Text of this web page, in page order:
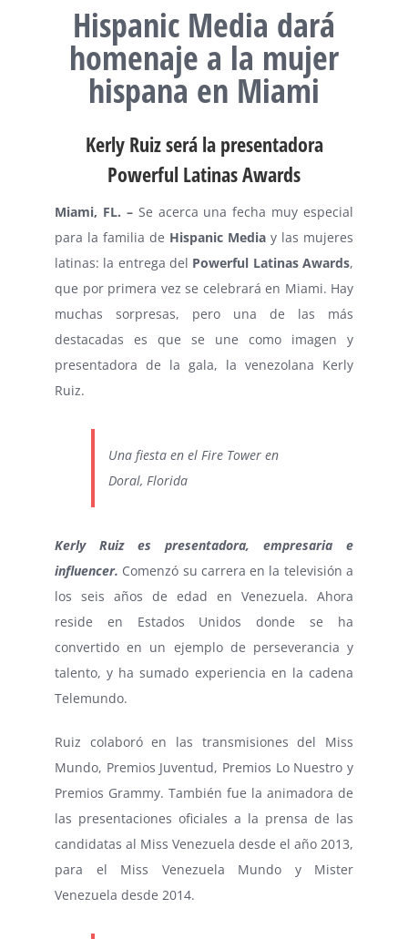
Hispanic Media dará
homenaje a la mujer
hispana en Miami
Kerly Ruiz será la presentadora
Powerful Latinas Awards
Miami, FL. –Se acerca una fecha muy especial
para la familia de Hispanic Media y las mujeres
latinas: la entrega del Powerful Latinas Awards,
que por primera vez se celebrará en Miami. Hay
muchas sorpresas, pero una de las más
destacadas es que se une como imagen y
presentadora de la gala, la venezolana Kerly
Ruiz.
Una fiesta en el Fire Tower en
Doral, Florida
Kerly Ruiz es presentadora, empresaria e
influencer. Comenzó su carrera en la televisión a
los seis años de edad en Venezuela. Ahora
reside en Estados Unidos donde se ha
convertido en un ejemplo de perseverancia y
talento, y ha sumado experiencia en la cadena
Telemundo.
Ruiz colaboró en las transmisiones del Miss
Mundo, Premios Juventud, Premios Lo Nuestro y
Premios Grammy. También fue la animadora de
las presentaciones oficiales a la prensa de las
candidatas al Miss Venezuela desde el año 2013,
para el Miss Venezuela Mundo y Mister
Venezuela desde 2014.